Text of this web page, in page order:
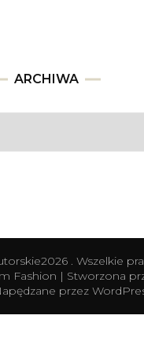
ARCHIWA
. Wszelkie
Fashion | Stworzona
przez